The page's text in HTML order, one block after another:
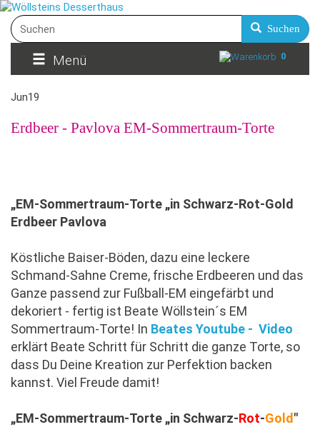
Suchen
Menü 0
Jun19
Erdbeer - Pavlova EM-Sommertraum-Torte
„EM-Sommertraum-Torte „in Schwarz-Rot-Gold
Erdbeer Pavlova
Köstliche Baiser-Böden, dazu eine leckere
Schmand-Sahne Creme, frische Erdbeeren und das
Ganze passend zur Fußball-EM eingefärbt und
dekoriert - fertig ist Beate Wöllstein´s EM
Sommertraum-Torte! In Beates Youtube - Video
erklärt Beate Schritt für Schritt die ganze Torte, so
dass Du Deine Kreation zur Perfektion backen
kannst. Viel Freude damit!
„EM-Sommertraum-Torte „in Schwarz-Rot-Gold"